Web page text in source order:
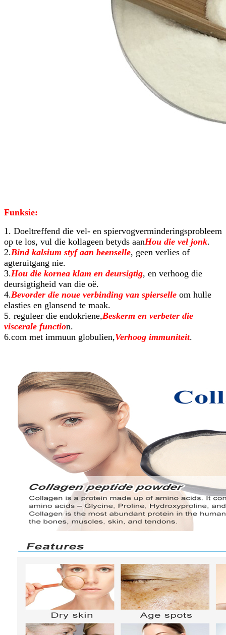
Funksie:
1. Doeltreffend die vel- en spiervogverminderingsprobleem
op te los, vul die kollageen betyds aanHou die vel jonk.
2.Bind kalsium styf aan beenselle, geen verlies of
agteruitgang nie.
3.Hou die kornea klam en deursigtig, en verhoog die
deursigtigheid van die oë.
4.Bevorder die noue verbinding van spierselle om hulle
elasties en glansend te maak.
5. reguleer die endokriene,Beskerm en verbeter die
viscerale function.
6.com met immuun globulien,Verhoog immuniteit.